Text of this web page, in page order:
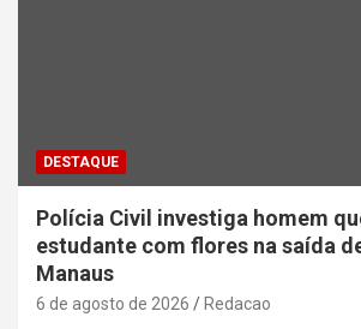
DESTAQUE
Polícia Civil investiga homem
estudante com flores na saída
Manaus
6 de agosto de 2026 Redacao